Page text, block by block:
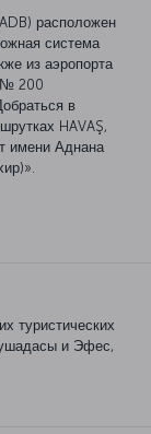
расположен
система
из аэропорта
№ 200
в
HAVAŞ,
имени Аднана
туристических
и Эфес,